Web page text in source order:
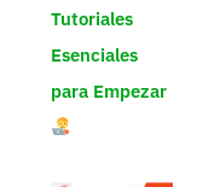
Tutoriales
Esenciales
para Empezar